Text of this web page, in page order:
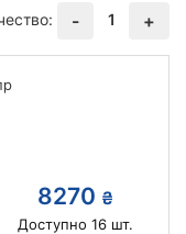
- 1 +
8270 ₴
Доступно 16шт.